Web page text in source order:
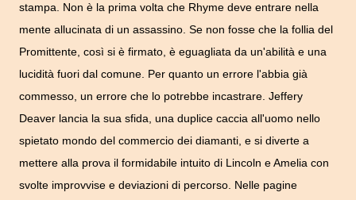
stampa. Non è la prima volta che Rhyme deve entrare nella
mente allucinata di un assassino. Se non fosse che la follia del
Promittente, così si è firmato, è eguagliata da un'abilità e una
lucidità fuori dal comune. Per quanto un errore l'abbia già
commesso, un errore che lo potrebbe incastrare. Jeffery
Deaver lancia la sua sfida, una duplice caccia all'uomo nello
spietato mondo del commercio dei diamanti, e si diverte a
mettere alla prova il formidabile intuito di Lincoln e Amelia con
svolte improvvise e deviazioni di percorso. Nelle pagine